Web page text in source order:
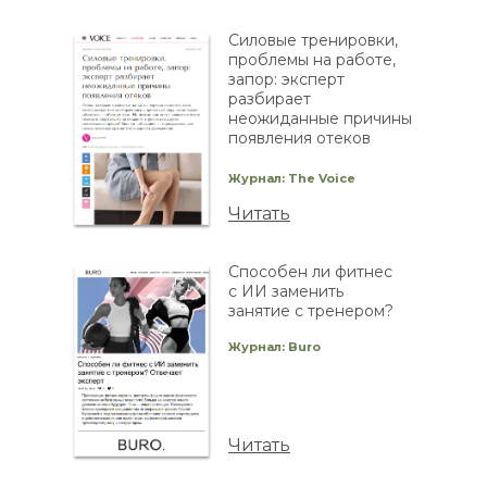
Силовые тренировки,
проблемы на работе,
запор: эксперт
разбирает
неожиданные причины
появления отеков
Журнал: The Voice
Читать
Способен ли фитнес
с ИИ заменить
занятие с тренером?
Журнал: Buro
Читать